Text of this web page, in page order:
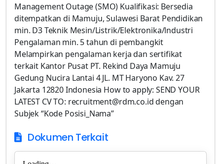
Management Outage (SMO) Kualifikasi: Bersedia
ditempatkan di Mamuju, Sulawesi Barat Pendidikan
min. D3 Teknik Mesin/Listrik/Elektronika/lndustri
Pengalaman min. 5 tahun di pembangkit
Melampirkan pengalaman kerja dan sertifikat
terkait Kantor Pusat PT. Rekind Daya Mamuju
Gedung Nucira Lantai 4 JL. MT Haryono Kav. 27
Jakarta 12820 Indonesia How to apply: SEND YOUR
LATEST CV TO: recruitment@rdm.co.id dengan
Subjek “Kode Posisi_Nama”
Dokumen Terkait